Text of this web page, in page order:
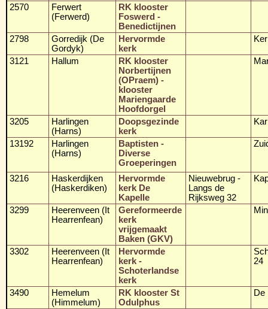
2570
Ferwert
(Ferwerd)
RK klooster
Foswerd -
Benedictijnen
2798
Gorredijk (De
Gordyk)
Hervormde
kerk
3121 Hallum
RK klooster
Norbertijnen
(OPraem) -
klooster
Mariengaarde
Hoofdorgel
3205
Harlingen
(Harns)
Doopsgezinde
kerk
13192
Harlingen
(Harns)
Baptisten -
Diverse
Groeperingen
3216
Haskerdijken
(Haskerdiken)
Hervormde
kerk De
Kapelle
Nieuwebrug -
Langs de
Rijksweg 32
3299
Heerenveen (It
Hearrenfean)
Gereformeerde
kerk
vrijgemaakt
Baken (GKV)
3302
Heerenveen (It
Hearrenfean)
Hervormde
kerk -
Schoterlandse
kerk
24
3490
Hemelum
(Himmelum)
RK klooster St
Odulphus
De